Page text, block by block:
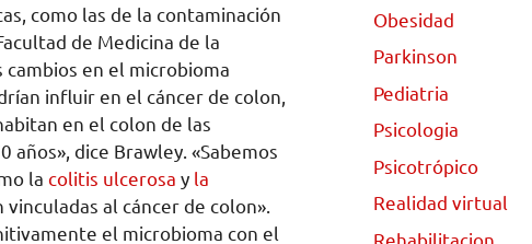
como las de la contaminación
de Medicina de la
en el microbioma
influir en el cáncer de colon,
en el colon de las
dice Brawley. «Sabemos
la colitis ulcerosa y la
vinculadas al cáncer de colon».
el microbioma con el
Obesidad
Parkinson
Pediatria
Psicologia
Psicotrópico
Realidad virtual
Rehabilitacion